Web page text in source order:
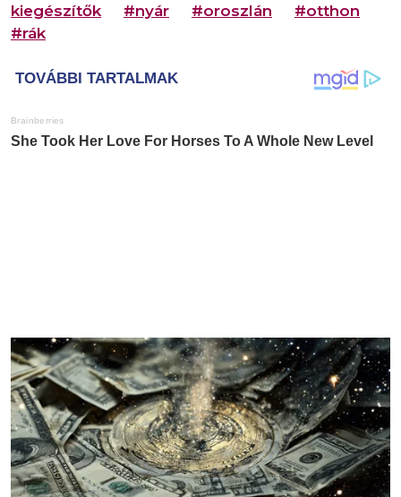
kiegészítők
#nyár #oroszlán
#otthon
#rák